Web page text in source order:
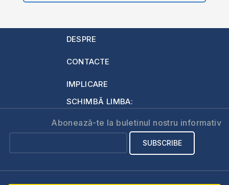
DESPRE
CONTACTE
IMPLICARE
SCHIMBĂ LIMBA:
Abonează-te la buletinul nostru informativ